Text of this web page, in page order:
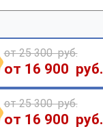
от 25 300 руб.
от 16 900 руб.
от 25 300 руб.
от 16 900 руб.